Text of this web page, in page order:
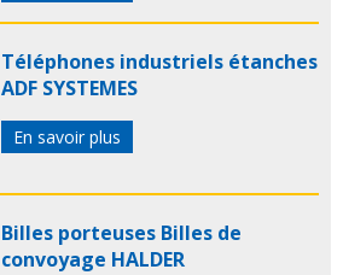
Téléphones industriels étanches
ADF SYSTEMES
En savoir plus
Billes porteuses Billes de
convoyage HALDER